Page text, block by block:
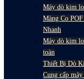
Máy dò kim
Màng Co
Nhanh
Máy dò kim
toàn
Thiết Bị Dò
Cung cấp